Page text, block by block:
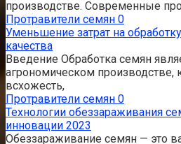
производстве. Современные
Протравители семян 0
Уменьшение затрат на
качества
Введение Обработка семян
агрономическом производстве,
всхожесть,
Протравители семян 0
Технологии обеззараживания
инновации 2023
Обеззараживание семян — это